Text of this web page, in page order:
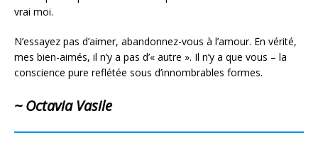
vrai moi.
N’essayez pas d’aimer, abandonnez-vous à l’amour. En vérité,
mes bien-aimés, il n’y a pas d’« autre ». Il n’y a que vous – la
conscience pure reflétée sous d’innombrables formes.
~ Octavia Vasile